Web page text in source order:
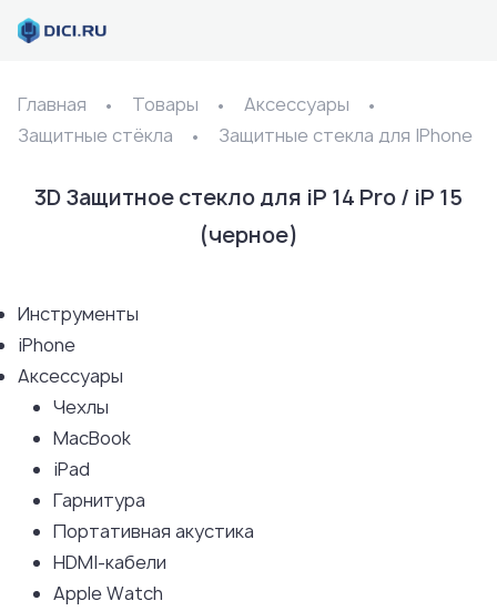
Главная Товары
Аксессуары
Защитные стёкла
Защитные стекла для IPhone
3D Защитное стекло для iP 14 Pro / iP 15
(черное)
Инструменты
iPhone
Аксессуары
Чехлы
MacBook
iPad
Гарнитура
Портативная акустика
HDMI-кабели
Apple Watch